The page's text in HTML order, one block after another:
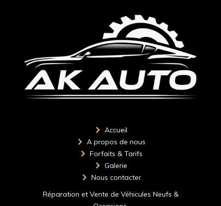
Accueil
A propos de nous
Forfaits & Tarifs
Galerie
Nous contacter
Réparation et Vente de Véhicules Neufs &